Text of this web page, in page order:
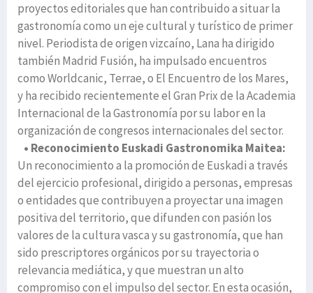
proyectos editoriales que han contribuido a situar la
gastronomía como un eje cultural y turístico de primer
nivel. Periodista de origen vizcaíno, Lana ha dirigido
también Madrid Fusión, ha impulsado encuentros
como Worldcanic, Terrae, o El Encuentro de los Mares,
y ha recibido recientemente el Gran Prix de la Academia
Internacional de la Gastronomía por su labor en la
organización de congresos internacionales del sector.
• Reconocimiento Euskadi Gastronomika Maitea:
Un reconocimiento a la promoción de Euskadi a través
del ejercicio profesional, dirigido a personas, empresas
o entidades que contribuyen a proyectar una imagen
positiva del territorio, que difunden con pasión los
valores de la cultura vasca y su gastronomía, que han
sido prescriptores orgánicos por su trayectoria o
relevancia mediática, y que muestran un alto
compromiso con el impulso del sector. En esta ocasión,